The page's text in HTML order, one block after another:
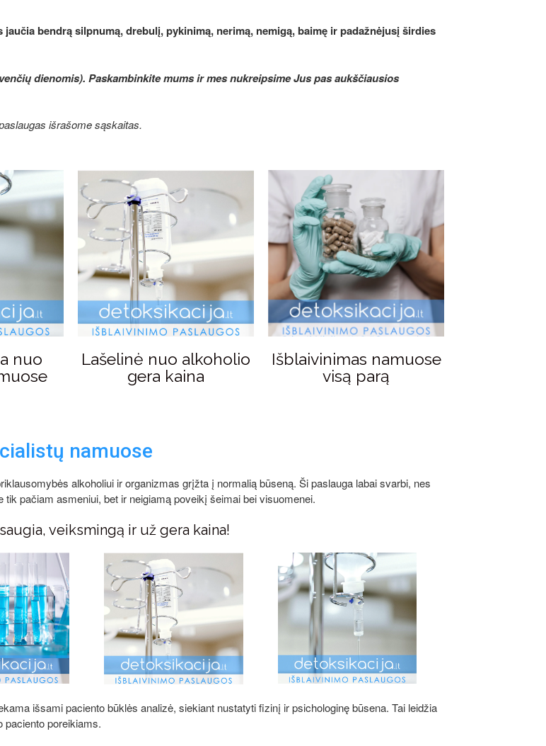
bendrą silpnumą, drebulį, pykinimą, nerimą, nemigą, baimę ir padažnėjusį širdies
dienomis). Paskambinkite mums ir mes nukreipsime Jus pas aukščiausios
išrašome sąskaitas.
nuo
Lašelinė nuo alkoholio
gera kaina
Išblaivinimas namuose
visą parą
namuose
alkoholiui ir organizmas grįžta į normalią būseną. Ši paslauga labai svarbi, nes
pačiam asmeniui, bet ir neigiamą poveikį šeimai bei visuomenei.
veiksmingą ir už gera kaina!
išsami paciento būklės analizė, siekiant nustatyti fizinį ir psichologinę būsena. Tai leidžia
poreikiams.